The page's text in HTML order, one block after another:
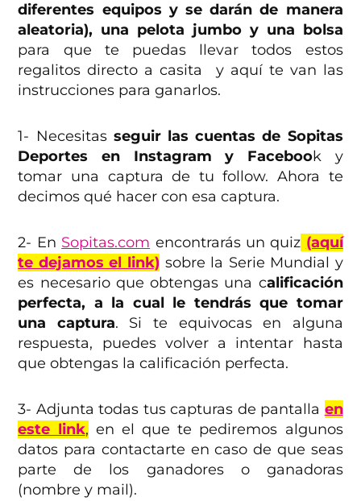
diferentes equipos y se darán de manera
aleatoria), una pelota jumbo y una bolsa
para que te puedas llevar todos estos
regalitos directo a casita y aquí te van las
instrucciones para ganarlos.
1- Necesitas seguir las cuentas de Sopitas
Deportes en Instagram y Facebook y
tomar una captura de tu follow. Ahora te
decimos qué hacer con esa captura.
2- En Sopitas.com encontrarás un quiz (aquí
te dejamos el link) sobre la Serie Mundial y
es necesario que obtengas una calificación
perfecta, a la cual le tendrás que tomar
una captura. Si te equivocas en alguna
respuesta, puedes volver a intentar hasta
que obtengas la calificación perfecta.
3- Adjunta todas tus capturas de pantalla en
este link, en el que te pediremos algunos
datos para contactarte en caso de que seas
parte de los ganadores o ganadoras
(nombre y mail).